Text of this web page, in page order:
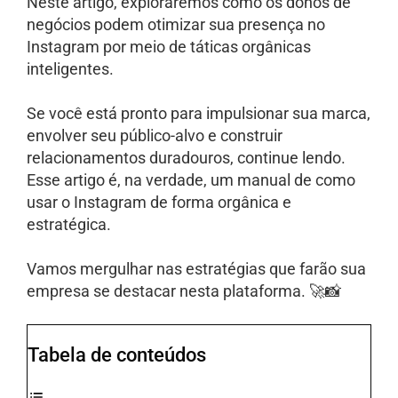
negócios podem otimizar sua presença no
Instagram por meio de táticas orgânicas
inteligentes.
Se você está pronto para impulsionar sua marca,
envolver seu público-alvo e construir
relacionamentos duradouros, continue lendo.
Esse artigo é, na verdade, um manual de como
usar o Instagram de forma orgânica e
estratégica.
Vamos mergulhar nas estratégias que farão sua
empresa se destacar nesta plataforma. 🚀📸
Tabela de conteúdos